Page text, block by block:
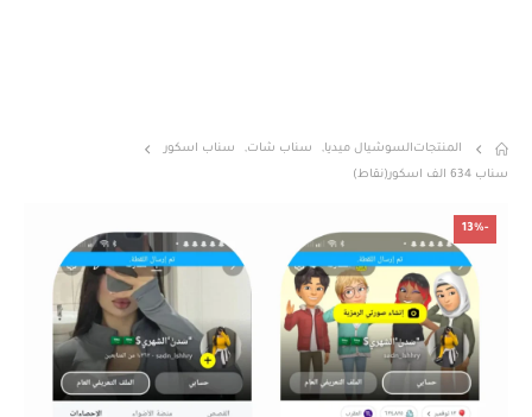
المنتجاتالسوشيال ميديا, سناب شات,
سناب اسكور
سناب 634 الف اسكور(نقاط)
-13%